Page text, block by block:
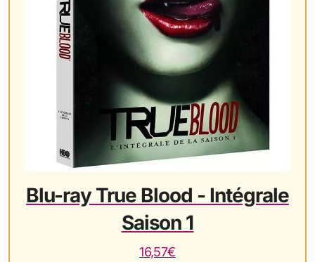
Blu-ray True Blood - Intégrale
Saison 1
16,57€